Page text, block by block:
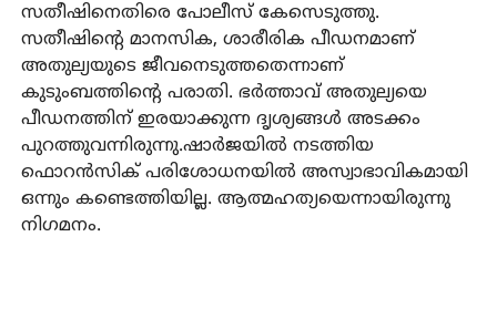
സതീഷിനെതിരെ പോലീസ് കേസെടുത്തു.
സതീഷിന്റെ മാനസിക, ശാരീരിക പീഡനമാണ്
അതുല്യയുടെ ജീവനെടുത്തതെന്നാണ്
കുടുംബത്തിന്റെ പരാതി. ഭര്‍ത്താവ് അതുല്യയെ
പീഡനത്തിന് ഇരയാക്കുന്ന ദൃശ്യങ്ങള്‍ അടക്കം
പുറത്തുവന്നിരുന്നു.ഷാര്‍ജയില്‍ നടത്തിയ
ഫൊറന്‍സിക് പരിശോധനയില്‍ അസ്വാഭാവികമായി
ഒന്നും കണ്ടെത്തിയില്ല. ആത്മഹത്യയെന്നായിരുന്നു
നിഗമനം.